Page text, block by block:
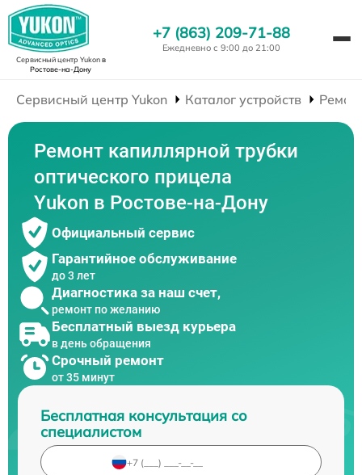
Сервисный центр Yukonв
Ростове-на-Дону
+7 (863) 209-71-88
Ежедневно с 9:00 до 21:00
Сервисный центр Yukon Каталог устройств
Ремонт капиллярной трубки
оптического прицела
Yukon в Ростове-на-Дону
Официальный сервис
Гарантийное обслуживание
до 3 лет
Диагностика за наш счет,
ремонт по желанию
Бесплатный выезд курьера
в день обращения
Срочный ремонт
от 35 минут
Бесплатная консультация со
специалистом